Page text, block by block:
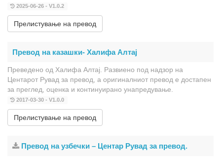
2025-06-26 - V1.0.2
Прелистување на превод
Превод на казашки- Халифа Алтај
Преведено од Халифа Алтај. Развиено под надзор на
Центарот Рувад за превод, а оригиналниот превод е достапен
за преглед, оценка и континуирано унапредување.
2017-03-30 - V1.0.0
Прелистување на превод
Превод на узбечки – Центар Рувад за превод.